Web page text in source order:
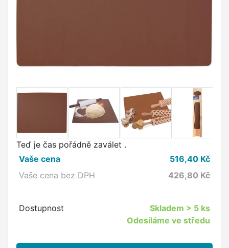
Teď je čas pořádně zaválet .
Vaše cena
516,40 Kč
Vaše cena bez DPH
426,80 Kč
Dostupnost Skladem > 5 ks
Odesíláme ve středu